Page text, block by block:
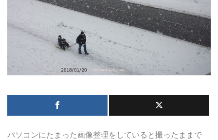
パソコンにたまった画像整理をしていると撮ったままで